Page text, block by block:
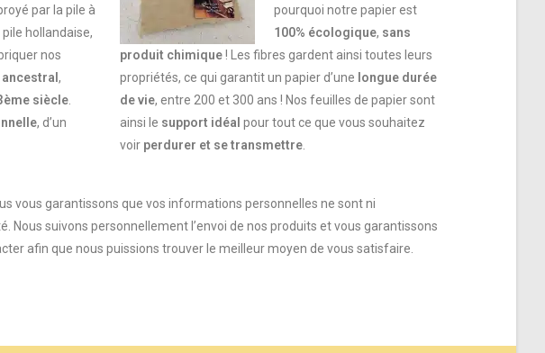
par la pile à
hollandaise,
nos
,
siècle.
, d’un
pourquoi notre papier est
100% écologique, sans
produit chimique! Les fibres gardent ainsi toutes leurs
propriétés, ce qui garantit un papier d’une longue durée
de vie, entre 200 et 300 ans ! Nos feuilles de papier sont
ainsi le support idéal pour tout ce que vous souhaitez
voir perdurer et se transmettre.
vous garantissons que vos informations personnelles ne sont ni
suivons personnellement l’envoi de nos produits et vous garantissons
afin que nous puissions trouver le meilleur moyen de vous satisfaire.